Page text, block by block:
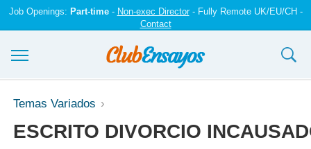
Job Openings: Part-time- Non-exec Director- Fully Remote UK/EU/CH -
Contact
Ensayos y trabajos
Registrarse
Temas Variados
ESCRITO DIVORCIO